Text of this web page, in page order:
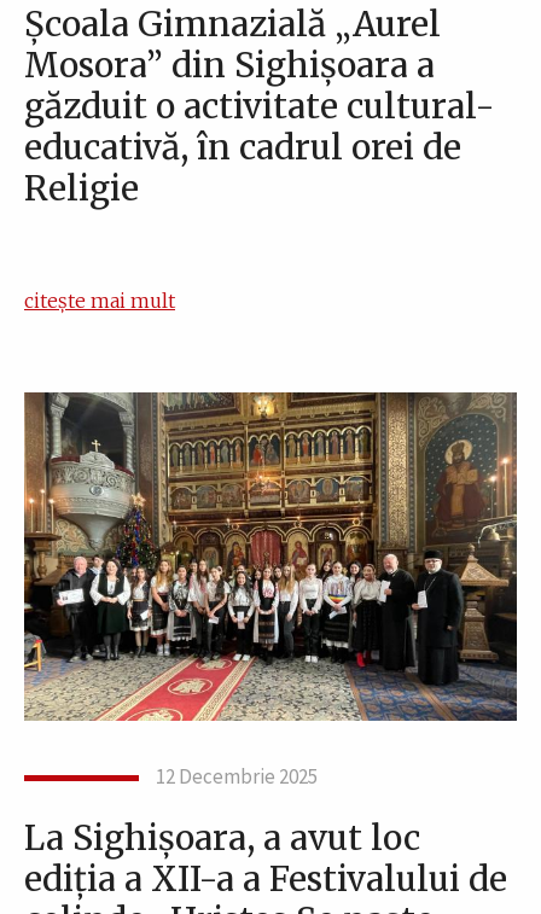
Școala Gimnazială „Aurel
Mosora” din Sighișoara a
găzduit o activitate cultural-
educativă, în cadrul orei de
Religie
citește mai mult
12 Decembrie 2025
La Sighișoara, a avut loc
ediția a XII-a a Festivalului de